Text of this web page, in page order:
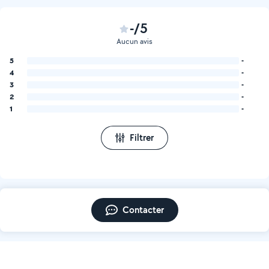
-/5
Aucun avis
5
-
4
-
3
-
2
-
1
-
Filtrer
Contacter